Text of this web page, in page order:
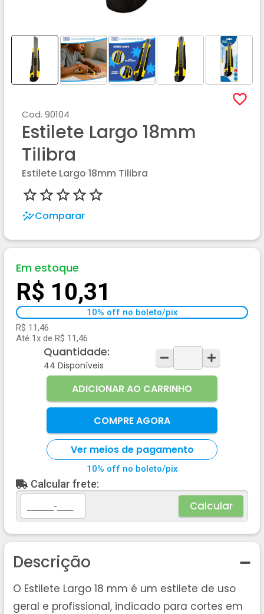
Cod. 90104
Estilete Largo 18mm
Tilibra
Estilete Largo 18mm Tilibra
Comparar
Em estoque
R$ 10,31
10% off no boleto/pix
R$ 11,46
Até 1x de R$ 11,46
Quantidade:
44 Disponíveis
ADICIONAR AO CARRINHO
COMPRE AGORA
Ver meios de pagamento
10% off no boleto/pix
Calcular frete:
Calcular
Descrição
O Estilete Largo 18 mm é um estilete de uso
geral e profissional, indicado para cortes em